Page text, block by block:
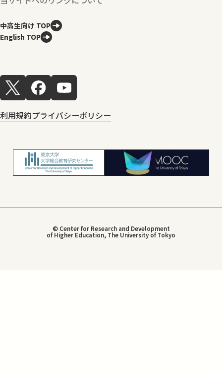
中高生向け TOP
English TOP
利用規約プライバシーポリシー
© Center for Research and Development
of Higher Education, The University of Tokyo